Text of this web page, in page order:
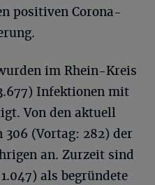
positiven Corona-
im Rhein-Kreis
Infektionen mit
Von den aktuell
306 (Vortag: 282) der
an. Zurzeit sind
als begründete